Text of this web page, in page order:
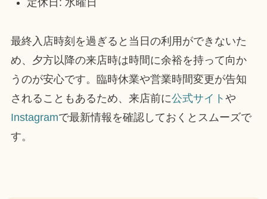
最終入店時刻を過ぎると当日の利用ができないた
め、夕方以降の来店時は時間に余裕を持って向か
うのが安心です。臨時休業や営業時間変更が告知
されることもあるため、来店前に公式サイト や
Instagramで最新情報を確認しておくとスムーズで
す。